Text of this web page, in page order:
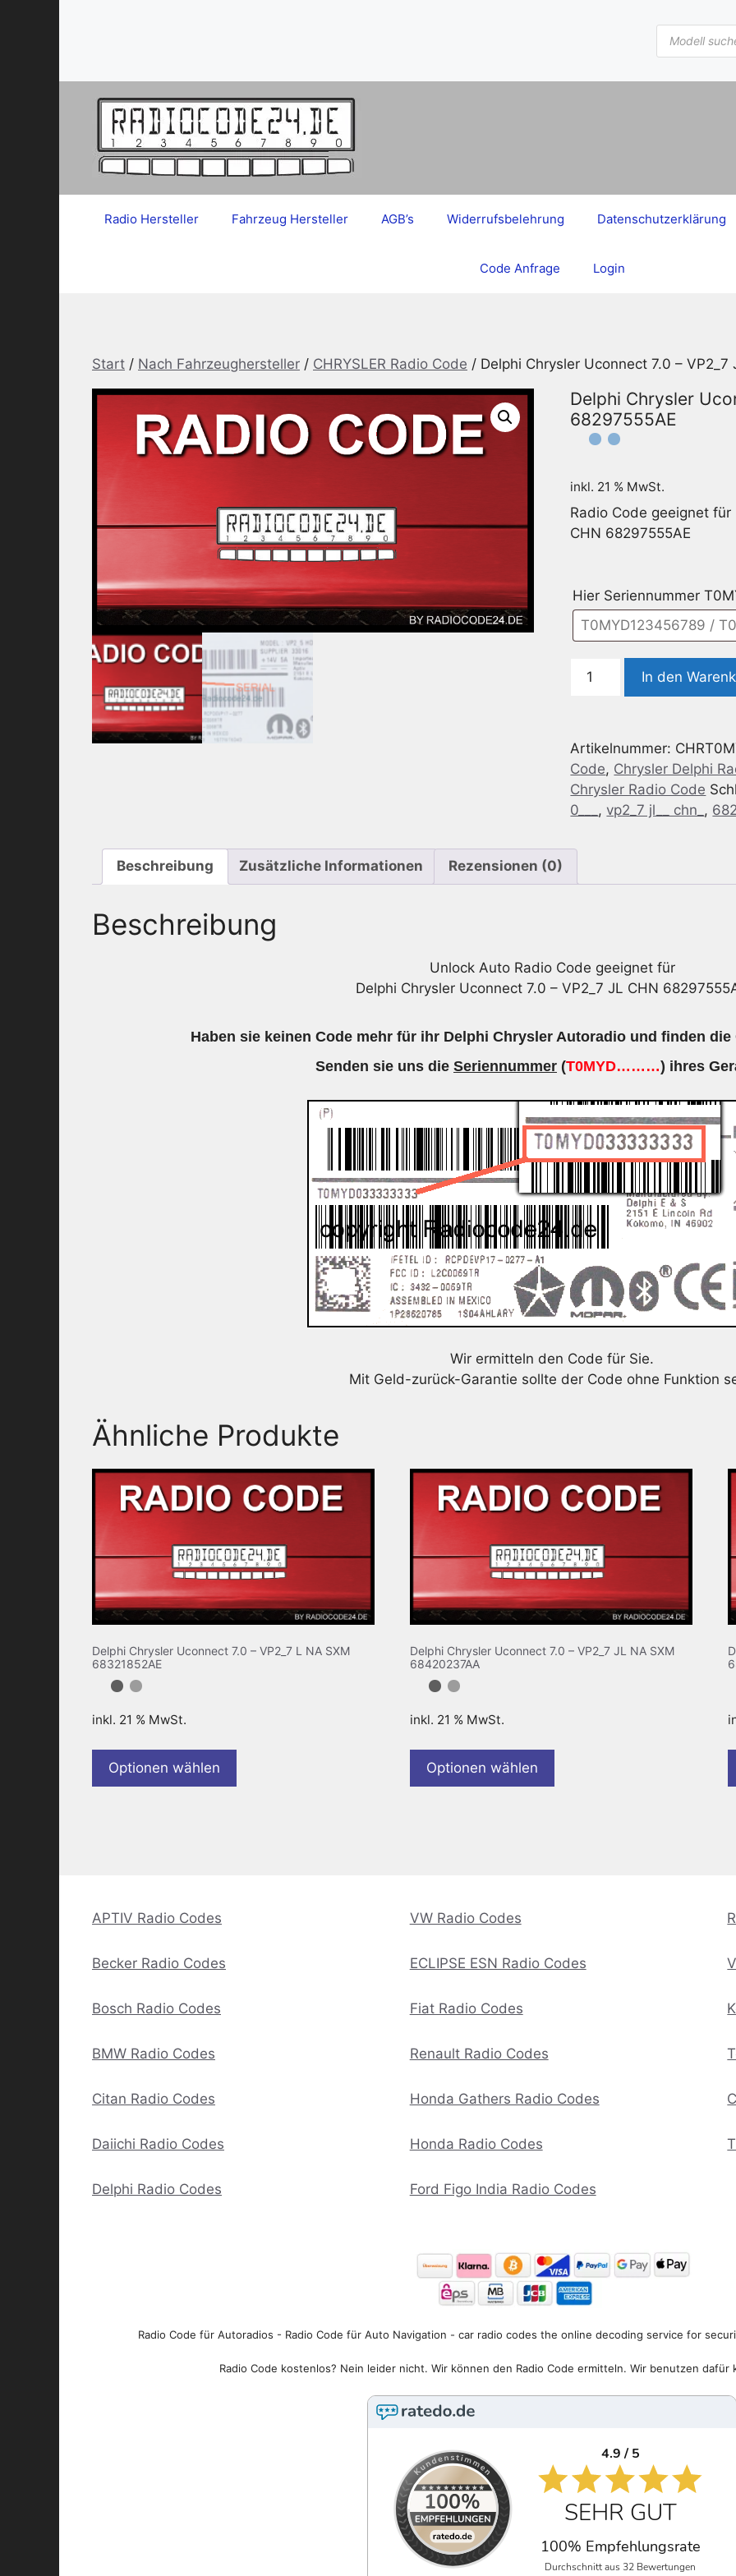
Products
search
Radio Hersteller Fahrzeug Hersteller AGB’s Widerrufsbelehrung Datenschutzerklärung
Code Anfrage Login
Start / Nach Fahrzeughersteller / CHRYSLER Radio Code / Delphi Chrysler Uconnect 7.0 – VP2_7
Delphi Chrysler
68297555AE
inkl. 21 % MwSt.
Radio Code geeignet für
CHN 68297555AE
Hier Seriennummer
Chrysler
-
VP2_7
JL
CHN
Menge
In den
Artikelnummer:
Code, Chrysler Delphi
Chrysler Radio Code
0___ , vp2_7 jl__ chn_ ,
Beschreibung Zusätzliche Informationen Rezensionen (0)
Beschreibung
Unlock Auto Radio Code geeignet für
Delphi Chrysler Uconnect 7.0 – VP2_7 JL CHN
Haben sie keinen Code mehr für ihr Delphi Chrysler Autoradio und finden
Senden sie uns die Seriennummer (T0MYD………) ihres
Wir ermitteln den Code für Sie.
Mit Geld-zurück-Garantie sollte der Code ohne Funktion
Ähnliche Produkte
Delphi Chrysler Uconnect 7.0 – VP2_7 L NA SXM
68321852AE
inkl. 21 % MwSt.
Optionen wählen
Delphi Chrysler Uconnect 7.0 – VP2_7 JL NA SXM
68420237AA
inkl. 21 % MwSt.
Optionen wählen
APTIV Radio Codes
Becker Radio Codes
Bosch Radio Codes
BMW Radio Codes
Citan Radio Codes
Daiichi Radio Codes
Delphi Radio Codes
VW Radio Codes
ECLIPSE ESN Radio Codes
Fiat Radio Codes
Renault Radio Codes
Honda Gathers Radio Codes
Honda Radio Codes
Ford Figo India Radio Codes
Radio Code für Autoradios - Radio Code für Auto Navigation - car radio codes the online decoding service for
Radio Code kostenlos? Nein leider nicht. Wir können den Radio Code ermitteln. Wir benutzen dafür
4.9 / 5
SEHR GUT
100% Empfehlungsrate
Durchschnitt aus 32 Bewertungen